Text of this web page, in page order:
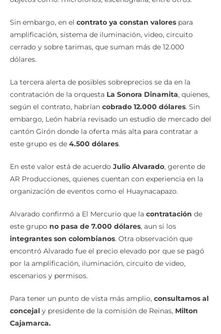
amplificación, sistema de iluminación, video, circuito
cerrado y sobre tarimas, que suman más de 12.000
dólares.
contratación de la orquesta La Sonora Dinamita, quienes,
según el contrato, habríancobrado 12.000 dólares. Sin
embargo, León habría revisado un estudio de mercado del
cantón Girón donde la oferta más alta para contratar a
este grupo es de4.500 dólares.
AR Producciones, quienes cuentan con experiencia en la
organización de eventos como el Huaynacapazo.
este grupono pasa de 7.000 dólares, aun si los
integrantes son colombianos. Otra observación que
encontró Alvarado fue el precio elevado por que se pagó
por la amplificación, iluminación, circuito de video,
escenarios y permisos.
concejaly presidente de la comisión de Reinas,Milton
Cajamarca.